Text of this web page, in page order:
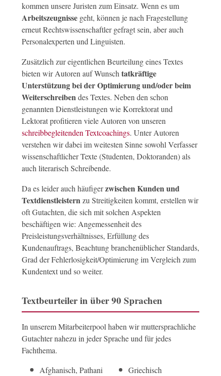
kommen unsere Juristen zum Einsatz. Wenn es um
Arbeitszeugnissegeht, können je nach Fragestellung
erneut Rechtswissenschaftler gefragt sein, aber auch
Personalexperten und Linguisten.
Zusätzlich zur eigentlichen Beurteilung eines Textes
bieten wir Autoren auf Wunsch tatkräftige
Unterstützung bei der Optimierung und/oder beim
Weiterschreiben des Textes. Neben den schon
genannten Dienstleistungen wie Korrektorat und
Lektorat profitieren viele Autoren von unseren
schreibbegleitenden Textcoachings. Unter Autoren
verstehen wir dabei im weitesten Sinne sowohl Verfasser
wissenschaftlicher Texte (Studenten, Doktoranden) als
auch literarisch Schreibende.
Da es leider auch häufigerzwischen Kunden und
Textdienstleistern zu Streitigkeiten kommt, erstellen wir
oft Gutachten, die sich mit solchen Aspekten
beschäftigen wie: Angemessenheit des
Preisleistungsverhältnisses, Erfüllung des
Kundenauftrags, Beachtung branchenüblicher Standards,
Grad der Fehlerlosigkeit/Optimierung im Vergleich zum
Kundentext und so weiter.
Textbeurteiler in über 90 Sprachen
In unserem Mitarbeiterpool haben wir muttersprachliche
Gutachter nahezu in jeder Sprache und für jedes
Fachthema.
Afghanisch, Pathani
Griechisch